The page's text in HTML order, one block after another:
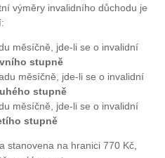
výměry invalidního důchodu je
měsíčně, jde-li se o invalidní
stupně
měsíčně, jde-li se o invalidní
stupně
měsíčně, jde-li se o invalidní
stupně
stanovena na hranici 770 Kč,